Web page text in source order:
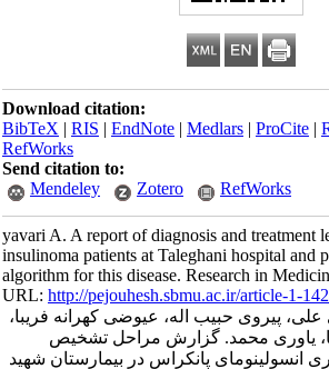
Download citation:
BibTeX|RIS|EndNote|Medlars|ProCite
RefWorks
Send citation to:
Mendeley
Zotero RefWorks
yavari A. A report of diagnosis and treatment
insulinoma patients at Taleghani hospital
algorithm for this disease. Research in
URL:http://pejouhesh.sbmu.ac.ir/article-1-
پیروی حبیب اله، عیوضی کهرانه فریبا،
یاوری محمد. گزارش مراحل تشخیص
بیماری انسولینومای پانکراس در بیمارستان شهید